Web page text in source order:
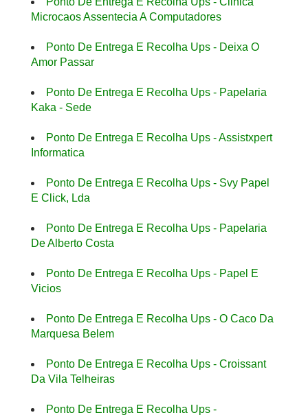
Microcaos Assentecia A Computadores
Ponto De Entrega E Recolha Ups - Deixa O
Amor Passar
Ponto De Entrega E Recolha Ups - Papelaria
Kaka - Sede
Ponto De Entrega E Recolha Ups - Assistxpert
Informatica
Ponto De Entrega E Recolha Ups - Svy Papel
E Click, Lda
Ponto De Entrega E Recolha Ups - Papelaria
De Alberto Costa
Ponto De Entrega E Recolha Ups - Papel E
Vicios
Ponto De Entrega E Recolha Ups - O Caco Da
Marquesa Belem
Ponto De Entrega E Recolha Ups - Croissant
Da Vila Telheiras
Ponto De Entrega E Recolha Ups -